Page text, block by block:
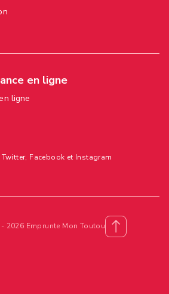
en ligne
ligne
Facebook et Instagram
2026 Emprunte Mon Toutou